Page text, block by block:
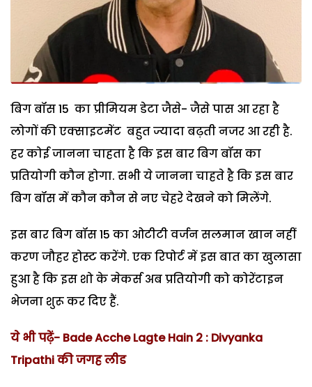
बिग बॉस 15 का प्रीमियम डेटा जैसे- जैसे पास आ रहा है
लोगों की एक्साइटमेंट बहुत ज्यादा बढ़ती नजर आ रही है.
हर कोई जानना चाहता है कि इस बार बिग बॉस का
प्रतियोगी कौन होगा. सभी ये जानना चाहते है कि इस बार
बिग बॉस में कौन कौन से नए चेहरे देखने को मिलेंगे.
इस बार बिग बॉस 15 का ओटीटी वर्जन सलमान खान नहीं
करण जौहर होस्ट करेंगे. एक रिपोर्ट में इस बात का खुलासा
हुआ है कि इस शो के मेकर्स अब प्रतियोगी को कोरेंटाइन
भेजना शुरू कर दिए हैं.
ये भी पढ़ें- Bade Acche Lagte Hain 2 : Divyanka
Tripathi की जगह लीड